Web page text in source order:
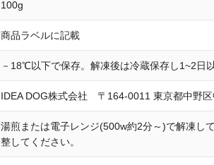
100g
商品ラベルに記載
－18℃以下で保存。解凍後は冷蔵保存し1~2日
IDEA DOG株式会社 〒164-0011 東京都中野
湯煎または電子レンジ(500w約2分～)で解凍し
整してください。